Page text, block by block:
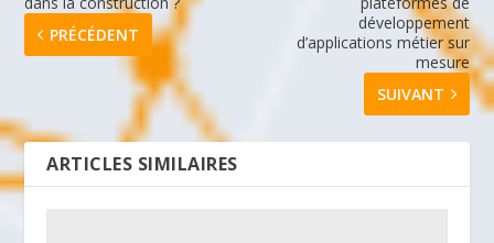
PRÉCÉDENT
développement
d’applications métier sur
mesure
SUIVANT
ARTICLES SIMILAIRES